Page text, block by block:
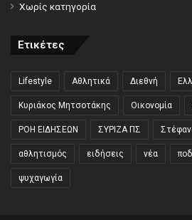
Χωρίς κατηγορία
Ετικέτες
Lifestyle Αθλητικά Διεθνή
Κυριάκος Μητσοτάκης Οικονομία
ΡΟΗ ΕΙΔΗΣΕΩΝ ΣΥΡΙΖΑ ΠΣ
αθλητισμός ειδήσεις νέα
ψυχαγωγία